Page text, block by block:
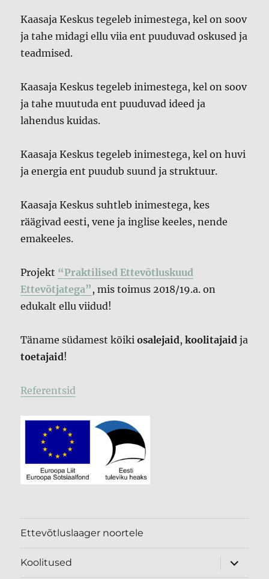
Kaasaja Keskus tegeleb inimestega, kel on soov
ja tahe midagi ellu viia ent puuduvad oskused ja
teadmised.
Kaasaja Keskus tegeleb inimestega, kel on soov
ja tahe muutuda ent puuduvad ideed ja
lahendus kuidas.
Kaasaja Keskus tegeleb inimestega, kel on huvi
ja energia ent puudub suund ja struktuur.
Kaasaja Keskus suhtleb inimestega, kes
räägivad eesti, vene ja inglise keeles, nende
emakeeles.
Projekt “Praktilised Ettevõtluskuud
Ettevõtjatega” , mis toimus 2018/19.a. on
edukalt ellu viidud!
Täname südamest kõikiosalejaid,koolitajaid ja
toetajaid!
Referentsid
Ettevõtluslaager noortele
Koolitused
expand
child